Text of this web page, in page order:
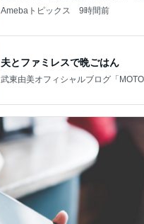
Amebaトピックス 9時間前
夫とファミレスで晩ごはん
武東由美オフィシャルブログ「